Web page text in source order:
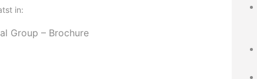
in:
Group – Brochure